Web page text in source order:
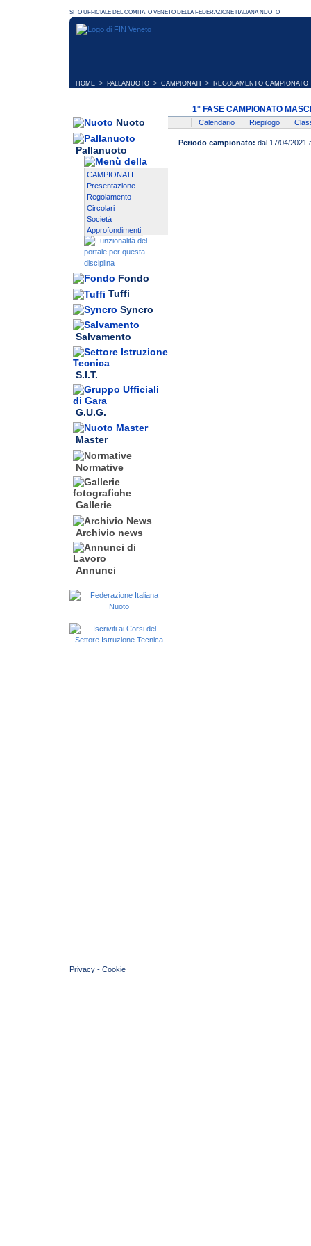
HOME > PALLANUOTO > CAMPIONATI > REGOLAMENTO CAMPIONATO
Nuoto
Pallanuoto
CAMPIONATI
Presentazione
Regolamento
Circolari
Società
Approfondimenti
Fondo
Tuffi
Syncro
Salvamento
S.I.T.
G.U.G.
Master
Normative
Gallerie
Archivio news
Annunci
1° FASE CAMPIONATO
Calendario Riepilogo
Periodo campionato: dal 17/04/2021
Privacy - Cookie